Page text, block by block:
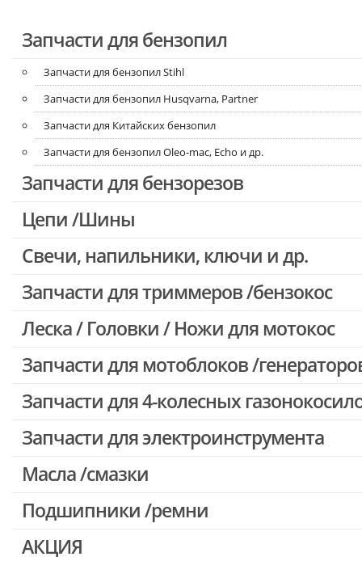
Запчасти для бензопил
Запчасти для бензопил Stihl
Запчасти для бензопил Husqvarna, Partner
Запчасти для Китайских бензопил
Запчасти для бензопил Oleo-mac, Echo и др.
Запчасти для бензорезов
Цепи /Шины
Свечи, напильники, ключи и др.
Запчасти для триммеров /бензокос
Запчасти для Китайских триммеров
Леска / Головки / Ножи для мотокос
Запчасти для мотоблоков /
Запчасти для 4-колесных
Запчасти для электроинструмента
Двигатели, редукторы для шуруповертов
Выключатели, переключатели
Запчасти для перфораторов и отбойных молотков
Масла /смазки
Подшипники /ремни
АКЦИЯ